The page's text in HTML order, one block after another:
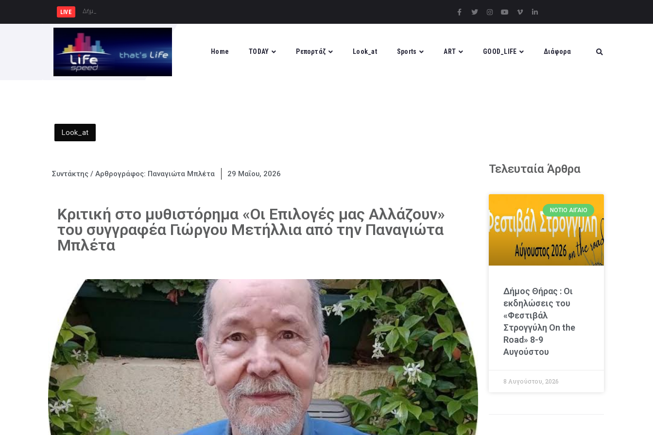
LIVE Δήμος Πατρέων : Τα παιδιά των Ημ
Home TODAY Ρεπορτάζ Look_at Sports ART GOOD_LIFE Διάφορα
Look_at
Συντάκτης / Αρθρογράφος: Παναγιώτα Μπλέτα 29 Μαΐου, 2026
Κριτική στο μυθιστόρημα «Οι Επιλογές μας Αλλάζουν»
του συγγραφέα Γιώργου Μετήλλια από την Παναγιώτα
Μπλέτα
Τελευταία Άρθρα
ΝΌΤΙΟ ΑΙΓΑΊΟ
Δήμος Θήρας : Οι
εκδηλώσεις του
«Φεστιβάλ
Στρογγύλη On the
Road» 8-9
Αυγούστου
8 Αυγούστου, 2026